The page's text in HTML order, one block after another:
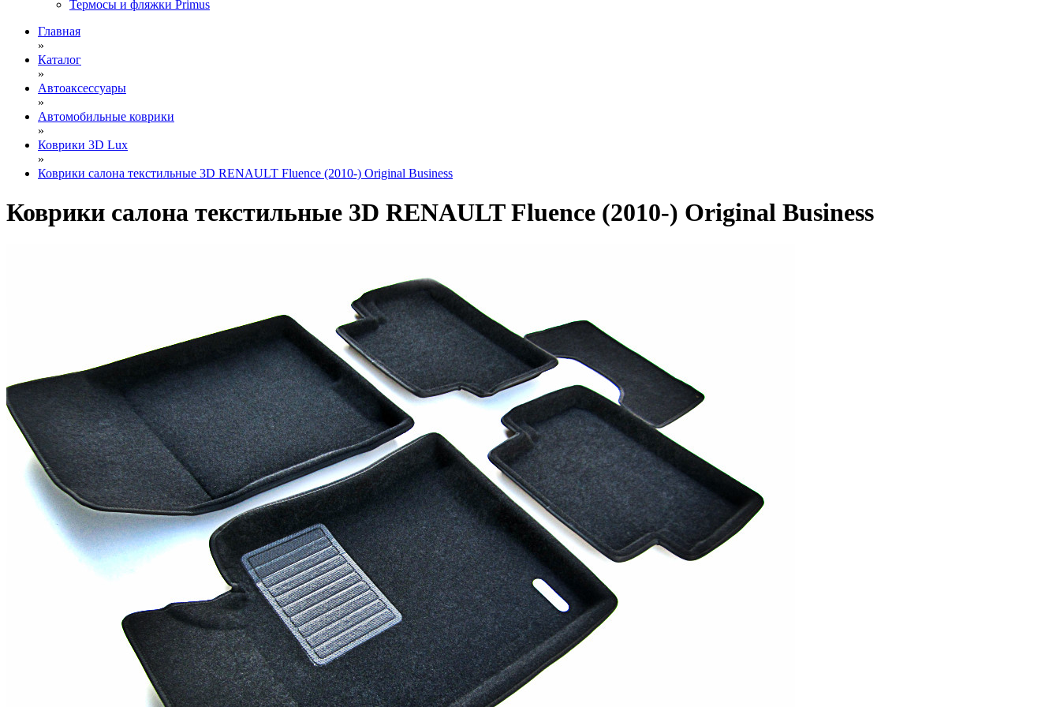
Термосы и фляжки Primus
Главная
»
Каталог
»
Автоаксессуары
»
Автомобильные коврики
»
Коврики 3D Lux
»
Коврики салона текстильные 3D RENAULT Fluence (2010-) Original Business
Коврики салона текстильные 3D RENAULT Fluence (2010-) Original Business